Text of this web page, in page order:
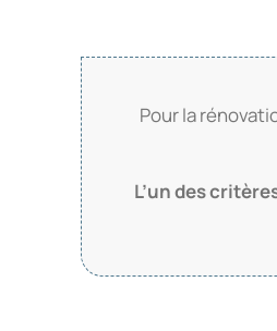
Pour la
L’un des